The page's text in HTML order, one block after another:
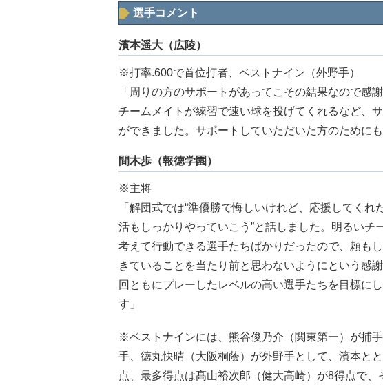
選手コメント
濱本遥大（広陵）
※打率.600で首位打者、ベストナイン（外野手）
「周りの方のサポートがあってこその結果なので感
チームメイトが練習で速い球を投げてくれるなど、
ができました。サポートしていただいた方のために
間木歩（報徳学園）
※主将
「解団式では“準優勝で悔しいけれど、応援してく
活もしっかりやっていこう”と話しました。明るいチ
考えて行動できる選手たちばかりだったので、頼も
きていることを当たり前と思わないようにという感
回ともにプレーしたレベルの高い選手たちを目標に
す」
※ベストナインには、熊谷俊乃介（関東第一）が捕
手、徳丸快晴（大阪桐蔭）が外野手として、濱本と
点、最多得点は髙山裕次郎（健大高崎）が8得点で、